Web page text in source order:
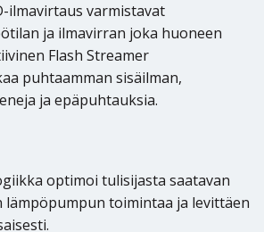
ilmavirtaus varmistavat
ja ilmavirran joka huoneen
Flash Streamer
puhtaamman sisäilman,
ja epäpuhtauksia.
optimoi tulisijasta saatavan
lämpöpumpun toimintaa ja levittäen